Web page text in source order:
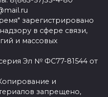
зарегистрировано
в сфере связи,
и массовых
Эл № ФС77-81544 от
и
запрещено,